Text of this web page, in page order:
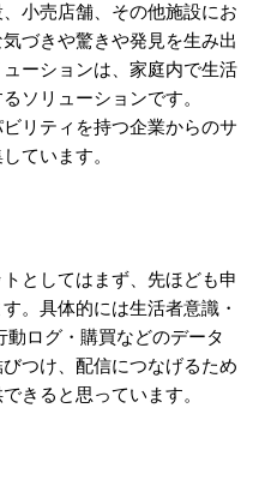
小売店舗、その他施設にお
づきや驚きや発見を生み出
ーションは、家庭内で生活
ソリューションです。
リティを持つ企業からのサ
ています。
としてはまず、先ほども申
。具体的には生活者意識・
動ログ・購買などのデータ
つけ、配信につなげるため
きると思っています。